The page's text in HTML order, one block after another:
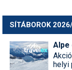
SÍTÁBOROK
Alpe
helyi